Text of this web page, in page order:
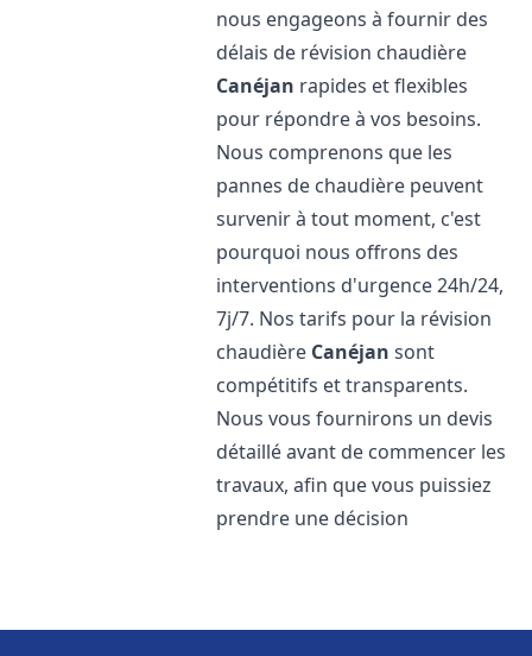
nous engageons à fournir des
délais de révision chaudière
Canéjan rapides et flexibles
pour répondre à vos besoins.
Nous comprenons que les
pannes de chaudière peuvent
survenir à tout moment, c'est
pourquoi nous offrons des
interventions d'urgence 24h/24,
7j/7. Nos tarifs pour la révision
chaudière Canéjan sont
compétitifs et transparents.
Nous vous fournirons un devis
détaillé avant de commencer les
travaux, afin que vous puissiez
prendre une décision